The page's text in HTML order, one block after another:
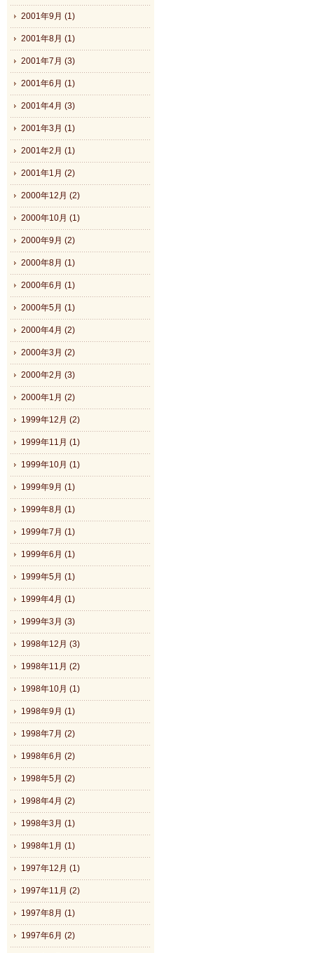
2001年9月 (1)
2001年8月 (1)
2001年7月 (3)
2001年6月 (1)
2001年4月 (3)
2001年3月 (1)
2001年2月 (1)
2001年1月 (2)
2000年12月 (2)
2000年10月 (1)
2000年9月 (2)
2000年8月 (1)
2000年6月 (1)
2000年5月 (1)
2000年4月 (2)
2000年3月 (2)
2000年2月 (3)
2000年1月 (2)
1999年12月 (2)
1999年11月 (1)
1999年10月 (1)
1999年9月 (1)
1999年8月 (1)
1999年7月 (1)
1999年6月 (1)
1999年5月 (1)
1999年4月 (1)
1999年3月 (3)
1998年12月 (3)
1998年11月 (2)
1998年10月 (1)
1998年9月 (1)
1998年7月 (2)
1998年6月 (2)
1998年5月 (2)
1998年4月 (2)
1998年3月 (1)
1998年1月 (1)
1997年12月 (1)
1997年11月 (2)
1997年8月 (1)
1997年6月 (2)